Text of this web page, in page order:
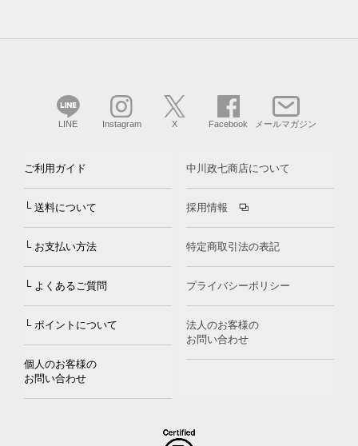
LINE Instagram X Facebook メールマガジン
ご利用ガイド
└ 送料について
└ お支払い方法
└ よくあるご質問
└ ポイントについて
個人のお客様の
お問い合わせ
中川政七商店について
採用情報
特定商取引法の表記
プライバシーポリシー
法人のお客様の
お問い合わせ